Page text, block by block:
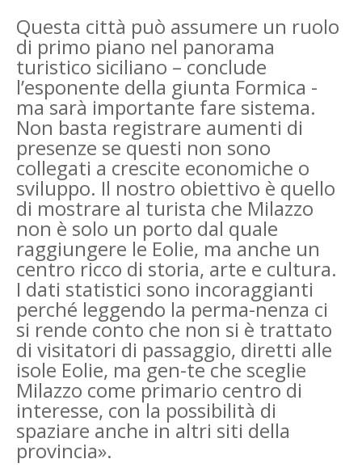
Questa città può assumere un ruolo
di primo piano nel panorama
turistico siciliano – conclude
l’esponente della giunta Formica -
ma sarà importante fare sistema.
Non basta registrare aumenti di
presenze se questi non sono
collegati a crescite economiche o
sviluppo. Il nostro obiettivo è quello
di mostrare al turista che Milazzo
non è solo un porto dal quale
raggiungere le Eolie, ma anche un
centro ricco di storia, arte e cultura.
I dati statistici sono incoraggianti
perché leggendo la perma-nenza ci
si rende conto che non si è trattato
di visitatori di passaggio, diretti alle
isole Eolie, ma gen-te che sceglie
Milazzo come primario centro di
interesse, con la possibilità di
spaziare anche in altri siti della
provincia».